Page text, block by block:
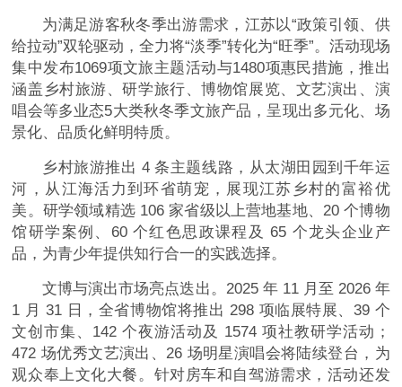
为满足游客秋冬季出游需求，江苏以“政策引领、供
给拉动”双轮驱动，全力将“淡季”转化为“旺季”。活动现场
集中发布1069项文旅主题活动与1480项惠民措施，推出
涵盖乡村旅游、研学旅行、博物馆展览、文艺演出、演
唱会等多业态5大类秋冬季文旅产品，呈现出多元化、场
景化、品质化鲜明特质。
乡村旅游推出 4 条主题线路，从太湖田园到千年运
河，从江海活力到环省萌宠，展现江苏乡村的富裕优
美。研学领域精选 106 家省级以上营地基地、20 个博物
馆研学案例、60 个红色思政课程及 65 个龙头企业产
品，为青少年提供知行合一的实践选择。
文博与演出市场亮点迭出。2025 年 11 月至 2026 年
1 月 31 日，全省博物馆将推出 298 项临展特展、39 个
文创市集、142 个夜游活动及 1574 项社教研学活动；
472 场优秀文艺演出、26 场明星演唱会将陆续登台，为
观众奉上文化大餐。针对房车和自驾游需求，活动还发